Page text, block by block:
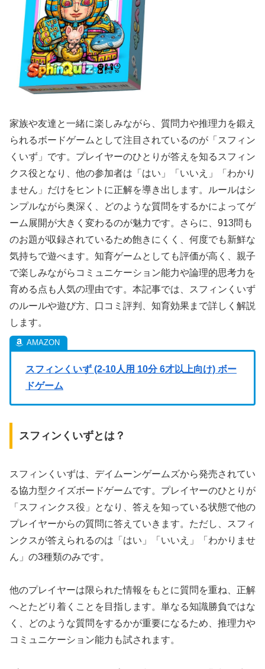
家族や友達と一緒に楽しみながら、質問力や推理力を鍛え
られるボードゲームとして注目されているのが「スフィン
くいず」です。プレイヤーのひとりが答えを知るスフィン
クス役となり、他の参加者は「はい」「いいえ」「わかり
ません」だけをヒントに正解を導き出します。ルールはシ
ンプルながら奥深く、どのような質問をするかによってゲ
ーム展開が大きく変わるのが魅力です。さらに、913問も
のお題が収録されているため飽きにくく、何度でも新鮮な
気持ちで遊べます。知育ゲームとしても評価が高く、親子
で楽しみながらコミュニケーション能力や論理的思考力を
育める点も人気の理由です。本記事では、スフィンくいず
のルールや遊び方、口コミ評判、知育効果まで詳しく解説
します。
スフィンくいず (2-10人用 10分 6才以上向け) ボー
ドゲーム
スフィンくいずとは？
スフィンくいずは、デイムーンゲームズから発売されてい
る協力型クイズボードゲームです。プレイヤーのひとりが
「スフィンクス役」となり、答えを知っている状態で他の
プレイヤーからの質問に答えていきます。ただし、スフィ
ンクスが答えられるのは「はい」「いいえ」「わかりませ
ん」の3種類のみです。
他のプレイヤーは限られた情報をもとに質問を重ね、正解
へとたどり着くことを目指します。単なる知識勝負ではな
く、どのような質問をするかが重要になるため、推理力や
コミュニケーション能力も試されます。